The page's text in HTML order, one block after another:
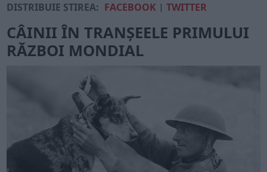
DISTRIBUIE ȘTIREA: FACEBOOK |TWITTER
CÂINII ÎN TRANȘEELE PRIMULUI
RĂZBOI MONDIAL